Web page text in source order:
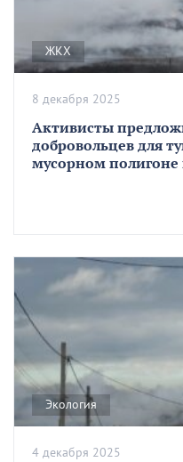
ЖКХ
Активисты
добровольцев для
мусорном полигоне
8 декабря 2025
Экология
4 декабря 2025